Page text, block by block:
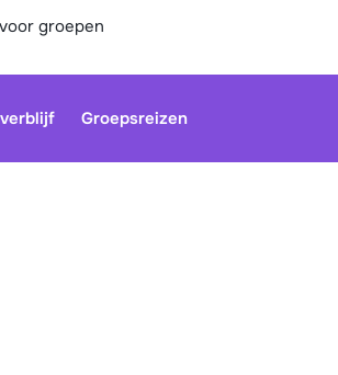
groepen
Groepsreizen